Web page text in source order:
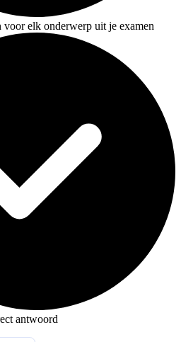
voor elk onderwerp uit je examen
antwoord